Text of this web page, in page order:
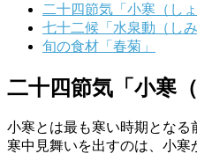
二十四節気「小寒（し
七十二候「水泉動（し
旬の食材「春菊」
二十四節気「小寒
小寒とは最も寒い時期となる
寒中見舞いを出すのは、小寒